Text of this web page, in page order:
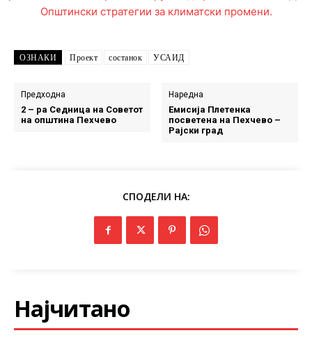
ОЗНАКИ Проект состанок УСАИД
Предходна
2 – ра Седница на Советот
на општина Пехчево
Наредна
Емисија Плетенка
посветена на Пехчево –
Рајски град
СПОДЕЛИ НА:
Најчитано